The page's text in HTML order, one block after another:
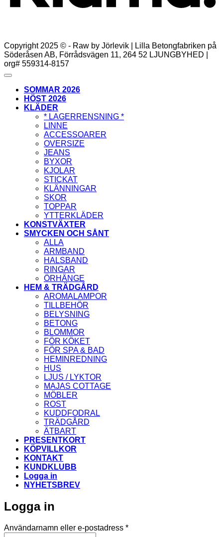
Copyright 2025 © - Raw by Jörlevik | Lilla Betongfabriken på
Söderåsen AB, Förrådsvägen 11, 264 52 LJUNGBYHED |
org# 559314-8157
SOMMAR 2026
HÖST 2026
KLÄDER
* LAGERRENSNING *
LINNE
ACCESSOARER
OVERSIZE
JEANS
BYXOR
KJOLAR
STICKAT
KLÄNNINGAR
SKOR
TOPPAR
YTTERKLÄDER
KONSTVÄXTER
SMYCKEN OCH SÅNT
ALLA
ARMBAND
HALSBAND
RINGAR
ÖRHÄNGE
HEM & TRÄDGÅRD
AROMALAMPOR
TILLBEHÖR
BELYSNING
BETONG
BLOMMOR
FÖR KÖKET
FÖR SPA & BAD
HEMINREDNING
HUS
LJUS / LYKTOR
MAJAS COTTAGE
MÖBLER
ROST
KUDDFODRAL
TRÄDGÅRD
ÄTBART
PRESENTKORT
KÖPVILLKOR
KONTAKT
KUNDKLUBB
Logga in
NYHETSBREV
Logga in
Användarnamn eller e-postadress *Obligatoriskt